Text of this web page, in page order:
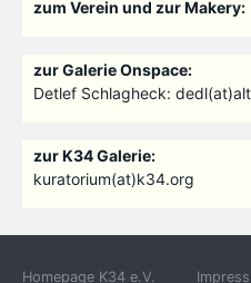
zum Verein und zur Makery:
zur Galerie Onspace:
Detlef Schlagheck:
zur K34 Galerie:
kuratorium(at)k34.org
Homepage K34 e.V.